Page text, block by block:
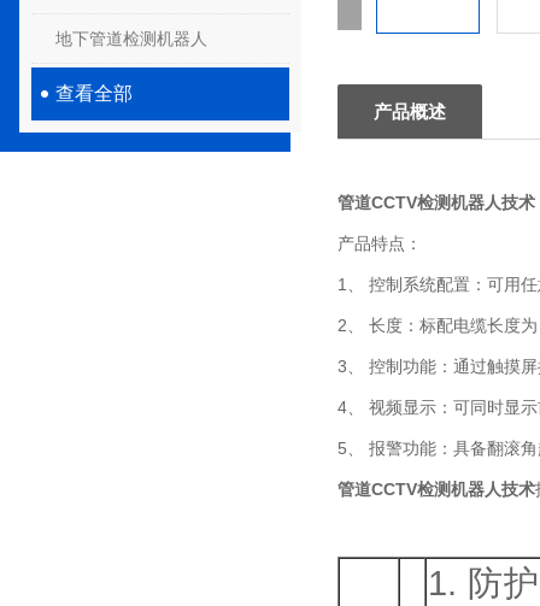
地下管道检测机器人
查看全部
产品概述
管道CCTV检测机器人技术
产品特点：
1、 控制系统配置：可用
2、 长度：标配电缆长度
3、 控制功能：通过触摸
4、 视频显示：可同时显
5、 报警功能：具备翻滚
管道CCTV检测机器人技术
1. 防